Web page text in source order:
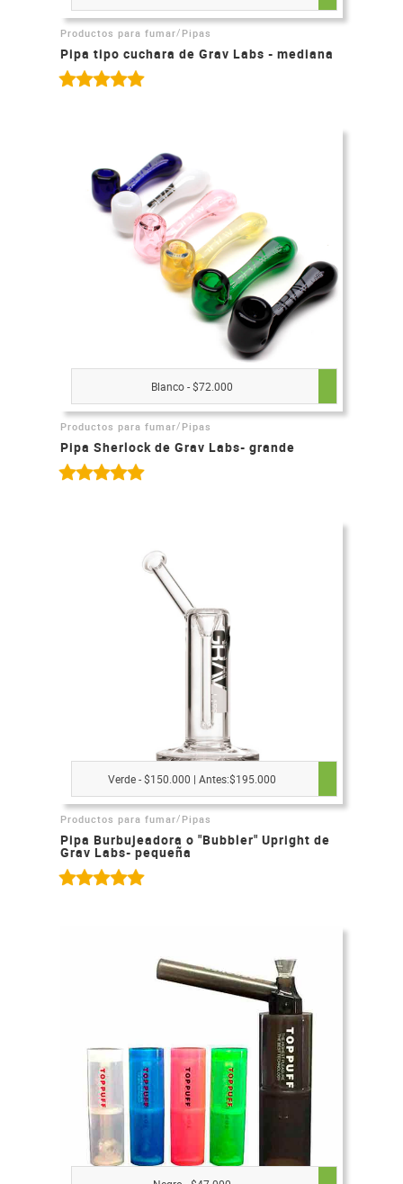
Productos para fumar/ Pipas
Pipa tipo cuchara de Grav Labs - mediana
Blanco - $72.000
Productos para fumar/ Pipas
Pipa Sherlock de Grav Labs- grande
Verde - $150.000 | Antes:$195.000
Productos para fumar/ Pipas
Pipa Burbujeadora o "Bubbler" Upright de
Grav Labs- pequeña